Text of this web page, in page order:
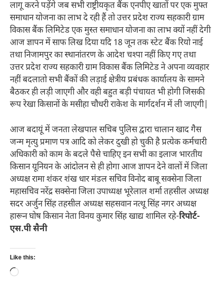
लागू करने पड़ेंगे जब सभी राष्ट्रीयकृत बैंक एनपीए खातों पर एक मुफ्त
समाधान योजना का लाभ दे रही हैं तो उत्तर प्रदेश राज्य सहकारी ग्राम
विकास बैंक लिमिटेड एक मुस्त समाधान योजना का लाभ क्यों नहीं देगी
आज ज्ञापन में साफ लिख दिया यदि 18 जून तक स्टेट बैंक रियो नाई
तथा निजामपुर का स्थानांतरण के आदेश चश्पा नहीं किए गए तथा
उत्तर प्रदेश राज्य सहकारी ग्राम विकास बैंक लिमिटेड ने अपना व्यवहार
नहीं बदलातो सभी बैंकों की लड़ाई क्षेत्रीय प्रबंधक कार्यालय के सामने
बैठकर ही लड़ी जाएगी और वही बहुत बड़ी पंचायत भी होगी जिसकी
रूप रेखा किसानों के मसीहा चौधरी राकेश के मार्गदर्शन में ली जाएगी|
आज बदायूं में जनता लेखपाल सचिब पुलिस द्वारा चालान खाद गैस
जन्म मृत्यु प्रमाण पत्र आदि को लेकर दुखी हो चुकी है प्रत्येक कर्मचारी
अधिकारी को काम के बदले पैसे चाहिए इन सभी का इलाज भारतीय
किसान यूनियन के आंदोलन से ही होगा आज ज्ञापन देने वालों में जिला
अध्यक्ष रामा शंकर शंख धार मंडल सचिव विनोद बाबू सक्सेना जिला
महासचिव नरेंद्र सक्सेना जिला उपाध्यक्ष भूरेलाल शर्मा तहसील अध्यक्ष
सदर अर्जुन सिंह तहसील अध्यक्ष सहसवान नत्थू सिंह नगर अध्यक्ष
हारून घोष किसान नेता विनय कुमार सिंह खाद्य शामिल रहे-रिपोर्ट-
एस.पी सैनी
Like this:
Loading…